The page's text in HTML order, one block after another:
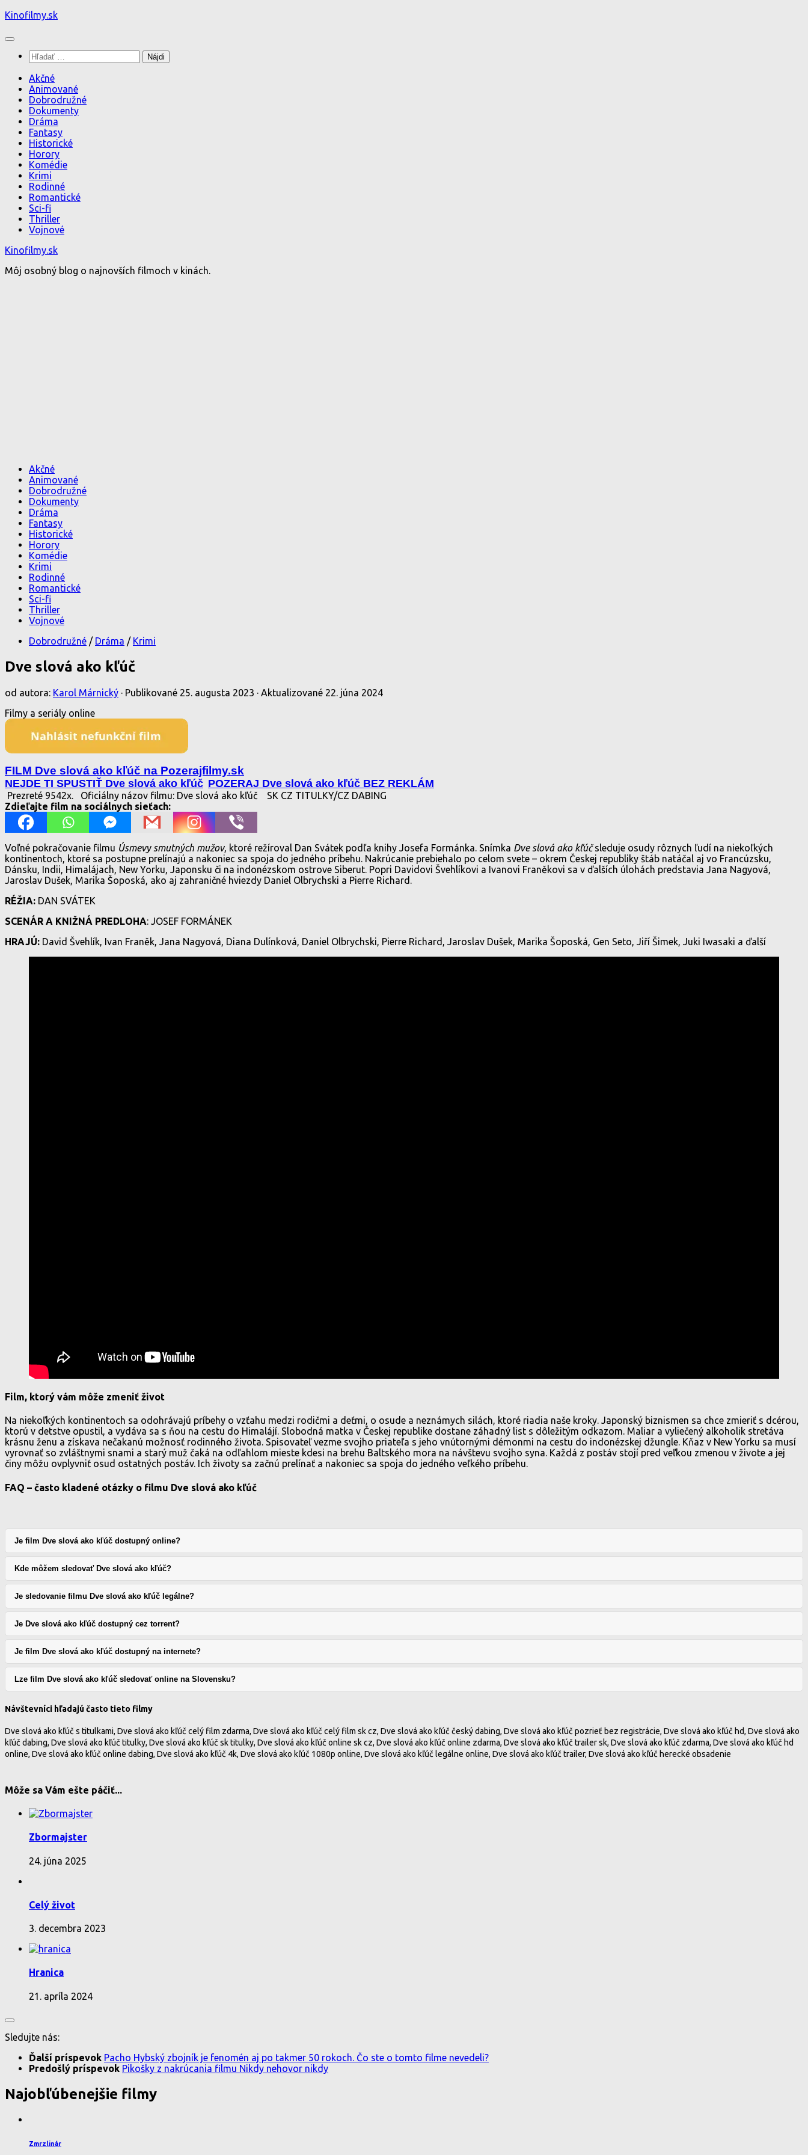
Preskočiť
obsah
Kinofilmy.sk
Hľadať:
Akčné
Animované
Dobrodružné
Dokumenty
Dráma
Fantasy
Historické
Horory
Komédie
Krimi
Rodinné
Romantické
Sci-fi
Thriller
Vojnové
Kinofilmy.sk
Môj osobný blog o najnovších filmoch v kinách.
Akčné
Animované
Dobrodružné
Dokumenty
Dráma
Fantasy
Historické
Horory
Komédie
Krimi
Rodinné
Romantické
Sci-fi
Thriller
Vojnové
Dobrodružné / Dráma / Krimi
Dve slová ako kľúč
od autora: Karol Márnický · Publikované 25. augusta 2023 · Aktualizované 22. júna 2024
Filmy a seriály online
FILM Dve slová ako kľúč na Pozerajfilmy.sk
NEJDE TI SPUSTIŤ Dve slová ako kľúč POZERAJ Dve slová ako kľúč BEZ REKLÁM
Prezreté 9542x. Oficiálny názov filmu: Dve slová ako kľúč
SK CZ TITULKY/CZ DABING
Zdieľajte film na sociálnych sieťach:
Voľné pokračovanie filmu Úsmevy smutných mužov, ktoré režíroval Dan Svátek podľa knihy Josefa Formánka. Snímka Dve slová ako kľúčsleduje osudy rôznych ľudí na niekoľkých
kontinentoch, ktoré sa postupne prelínajú a nakoniec sa spoja do jedného príbehu. Nakrúcanie prebiehalo po celom svete – okrem Českej republiky štáb natáčal aj vo Francúzsku,
Dánsku, Indii, Himalájach, New Yorku, Japonsku či na indonézskom ostrove Siberut. Popri Davidovi Švehlíkovi a Ivanovi Franěkovi sa v ďalších úlohách predstavia Jana Nagyová,
Jaroslav Dušek, Marika Šoposká, ako aj zahraničné hviezdy Daniel Olbrychski a Pierre Richard.
RÉŽIA: DAN SVÁTEK
SCENÁR A KNIŽNÁ PREDLOHA: JOSEF FORMÁNEK
HRAJÚ: David Švehlík, Ivan Franěk, Jana Nagyová, Diana Dulínková, Daniel Olbrychski, Pierre Richard, Jaroslav Dušek, Marika Šoposká, Gen Seto, Jiří Šimek, Juki Iwasaki a ďalší
Film, ktorý vám môže zmeniť život
Na niekoľkých kontinentoch sa odohrávajú príbehy o vzťahu medzi rodičmi a deťmi, o osude a neznámych silách, ktoré riadia naše kroky. Japonský biznismen sa chce zmieriť s dcérou,
ktorú v detstve opustil, a vydáva sa s ňou na cestu do Himalájí. Slobodná matka v Českej republike dostane záhadný list s dôležitým odkazom. Maliar a vyliečený alkoholik stretáva
krásnu ženu a získava nečakanú možnosť rodinného života. Spisovateľ vezme svojho priateľa s jeho vnútornými démonmi na cestu do indonézskej džungle. Kňaz v New Yorku sa musí
vyrovnať so zvláštnymi snami a starý muž čaká na odľahlom mieste kdesi na brehu Baltského mora na návštevu svojho syna. Každá z postáv stojí pred veľkou zmenou v živote a jej
činy môžu ovplyvniť osud ostatných postáv. Ich životy sa začnú prelínať a nakoniec sa spoja do jedného veľkého príbehu.
FAQ – často kladené otázky o filmu Dve slová ako kľúč
Je film Dve slová ako kľúč dostupný online?
Kde môžem sledovať Dve slová ako kľúč?
Je sledovanie filmu Dve slová ako kľúč legálne?
Je Dve slová ako kľúč dostupný cez torrent?
Je film Dve slová ako kľúč dostupný na internete?
Lze film Dve slová ako kľúč sledovať online na Slovensku?
Návštevníci hľadajú často tieto filmy
Dve slová ako kľúč s titulkami, Dve slová ako kľúč celý film zdarma, Dve slová ako kľúč celý film sk cz, Dve slová ako kľúč český dabing, Dve slová ako kľúč pozrieť bez registrácie, Dve slová ako kľúč hd, Dve slová ako
kľúč dabing, Dve slová ako kľúč titulky, Dve slová ako kľúč sk titulky, Dve slová ako kľúč online sk cz, Dve slová ako kľúč online zdarma, Dve slová ako kľúč trailer sk, Dve slová ako kľúč zdarma, Dve slová ako kľúč hd
online, Dve slová ako kľúč online dabing, Dve slová ako kľúč 4k, Dve slová ako kľúč 1080p online, Dve slová ako kľúč legálne online, Dve slová ako kľúč trailer, Dve slová ako kľúč herecké obsadenie
Môže sa Vám ešte páčiť...
Zbormajster
24. júna 2025
Celý život
3. decembra 2023
Hranica
21. apríla 2024
Sledujte nás:
Ďalší príspevok Pacho Hybský zbojník je fenomén aj po takmer 50 rokoch. Čo ste o tomto filme nevedeli?
Predošlý príspevok Pikošky z nakrúcania filmu Nikdy nehovor nikdy
Najobľúbenejšie filmy
Zmrzlinár